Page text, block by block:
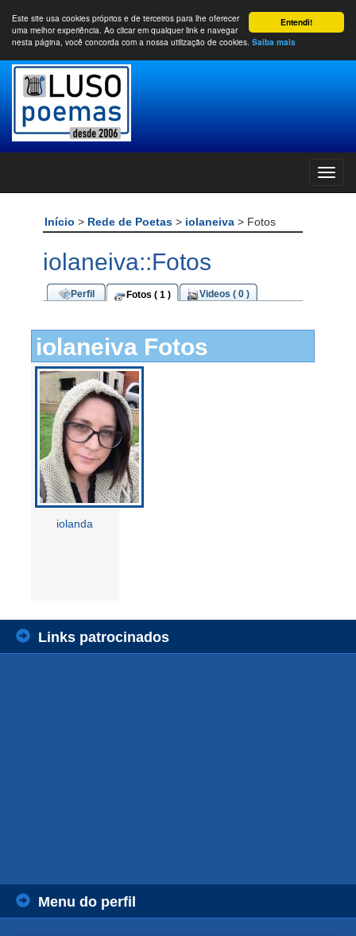
Entendi!
Este site usa cookies próprios e de terceiros para lhe oferecer
uma melhor experiência. Ao clicar em qualquer link e navegar
nesta página, você concorda com a nossa utilização de cookies. Saiba mais
Início > Rede de Poetas > iolaneiva > Fotos
iolaneiva::Fotos
Perfil Fotos ( 1 ) Videos ( 0 )
iolaneiva Fotos
iolanda
Links patrocinados
Menu do perfil